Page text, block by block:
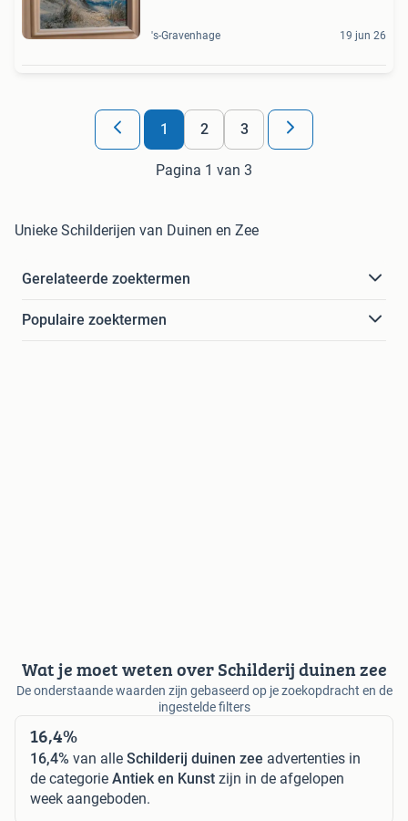
's-Gravenhage 19 jun 26
1 2 3
Pagina 1 van 3
Unieke Schilderijen van Duinen en Zee
Gerelateerde zoektermen
Populaire zoektermen
Wat je moet weten over Schilderij duinen zee
De onderstaande waarden zijn gebaseerd op je zoekopdracht en de
ingestelde filters
16,4%
16,4% van alle Schilderij duinen zee advertenties in
de categorie Antiek en Kunst zijn in de afgelopen
week aangeboden.